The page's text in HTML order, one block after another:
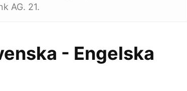
AG. 21.
- Engelska